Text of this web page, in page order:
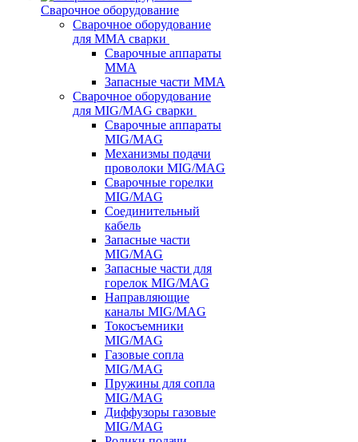
Сварочное оборудование
Сварочное оборудование
для MMA сварки
Сварочные аппараты
MMA
Запасные части MMA
Сварочное оборудование
для MIG/MAG сварки
Сварочные аппараты
MIG/MAG
Механизмы подачи
проволоки MIG/MAG
Сварочные горелки
MIG/MAG
Соединительный
кабель
Запасные части
MIG/MAG
Запасные части для
горелок MIG/MAG
Направляющие
каналы MIG/MAG
Токосъемники
MIG/MAG
Газовые сопла
MIG/MAG
Пружины для сопла
MIG/MAG
Диффузоры газовые
MIG/MAG